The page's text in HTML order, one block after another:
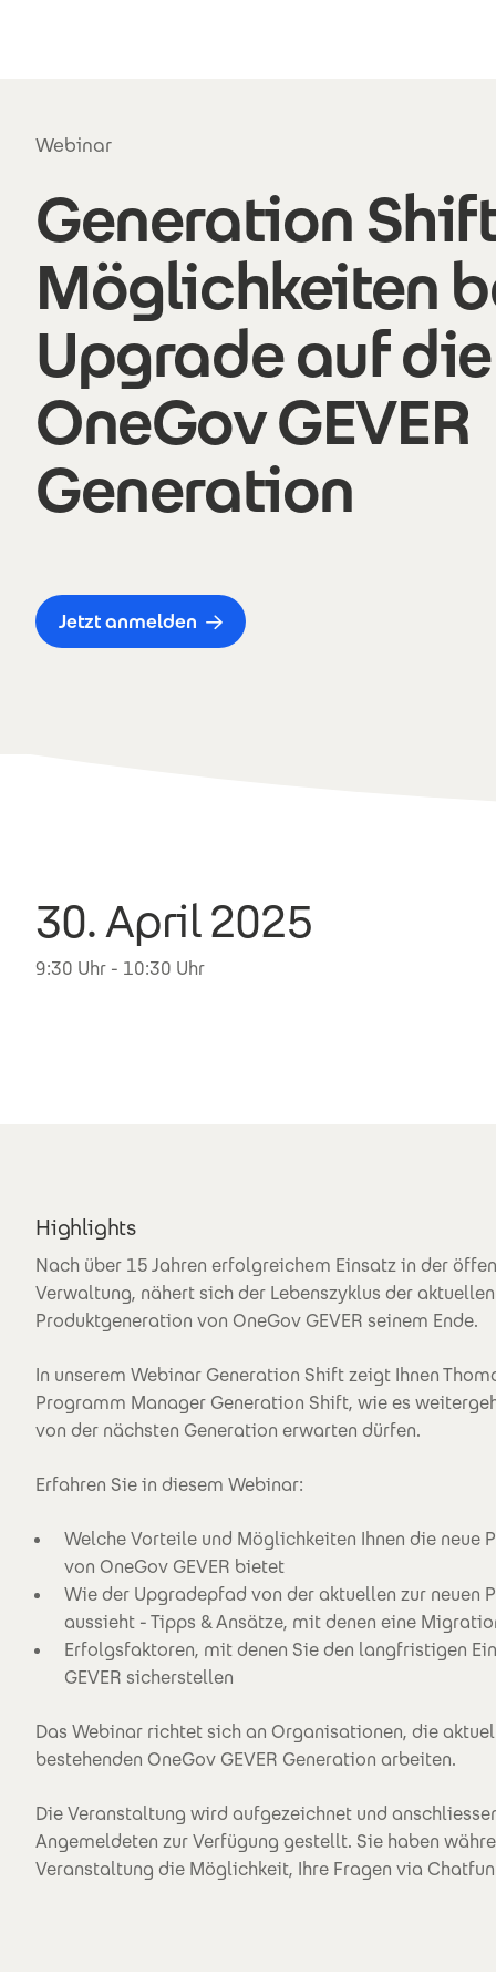
Webinar
Generation
Möglichkeiten
Upgrade auf
OneGov GEVER
Generation
Jetzt anmelden
30. April 2025
9:30 Uhr - 10:30 Uhr
Highlights
Nach über 15 Jahren erfolgreichem Einsatz in der
Verwaltung, nähert sich der Lebenszyklus der aktuellen
Produktgeneration von OneGov GEVER seinem Ende.
In unserem Webinar Generation Shift zeigt Ihnen
Programm Manager Generation Shift, wie es
von der nächsten Generation erwarten dürfen.
Erfahren Sie in diesem Webinar:
Welche Vorteile und Möglichkeiten Ihnen die neue
von OneGov GEVER bietet
Wie der Upgradepfad von der aktuellen zur neuen
aussieht - Tipps & Ansätze, mit denen eine
Erfolgsfaktoren, mit denen Sie den langfristigen
GEVER sicherstellen
Das Webinar richtet sich an Organisationen, die
bestehenden OneGov GEVER Generation arbeiten.
Die Veranstaltung wird aufgezeichnet und
Angemeldeten zur Verfügung gestellt. Sie haben
Veranstaltung die Möglichkeit, Ihre Fragen via